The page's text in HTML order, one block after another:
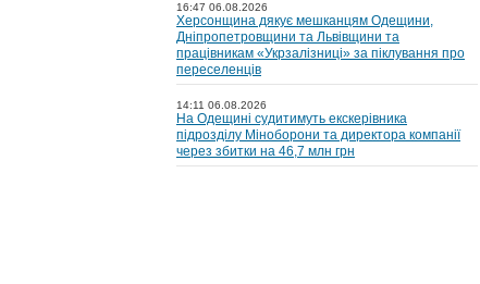
16:47 06.08.2026
Херсонщина дякує мешканцям Одещини,
Дніпропетровщини та Львівщини та
працівникам «Укрзалізниці» за піклування про
переселенців
14:11 06.08.2026
На Одещині судитимуть екскерівника
підрозділу Міноборони та директора компанії
через збитки на 46,7 млн грн